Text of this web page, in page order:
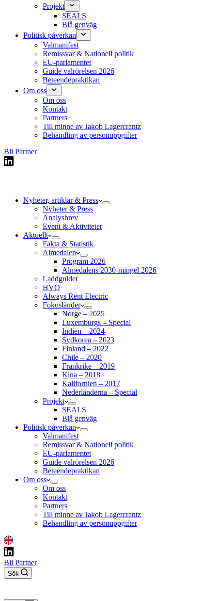
Projekt
SEALS
Blå genväg
Politisk påverkan
Valmanifest
Remissvar & Nationell politik
EU-parlamentet
Guide valrörelsen 2026
Beteendepraktikan
Om oss
Om oss
Kontakt
Partners
Till minne av Jakob Lagercrantz
Behandling av personuppgifter
Bli Partner
Nyheter, artiklar & Press
Nyheter & Press
Analysbrev
Event & Aktiviteter
Aktuellt
Fakta & Statistik
Almedalen
Program 2026
Almedalens 2030-mingel 2026
Laddguldet
HVO
Always Rent Electric
Fokusländer
Norge – 2025
Luxemburgs – Special
Indien – 2024
Sydkorea – 2023
Finland – 2022
Chile – 2020
Frankrike – 2019
Kina – 2018
Kalifornien – 2017
Nederländerna – Special
Projekt
SEALS
Blå genväg
Politisk påverkan
Valmanifest
Remissvar & Nationell politik
EU-parlamentet
Guide valrörelsen 2026
Beteendepraktikan
Om oss
Om oss
Kontakt
Partners
Till minne av Jakob Lagercrantz
Behandling av personuppgifter
Bli Partner
Sök